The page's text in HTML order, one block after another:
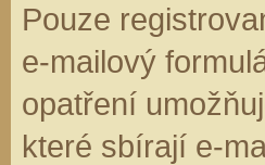
Pouze
e-mailový
opatření
které sbírají e-